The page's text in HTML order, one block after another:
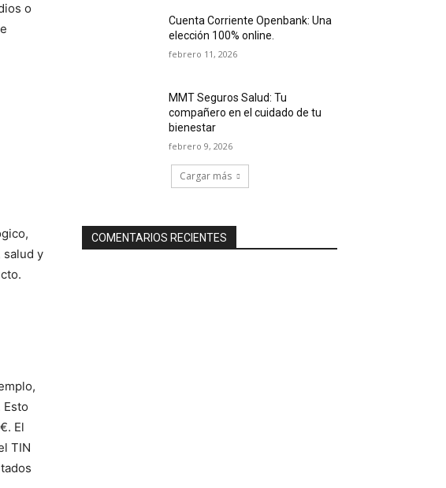
o
salud y
Esto
El
TIN
Cuenta Corriente Openbank: Una
elección 100% online.
febrero 11, 2026
MMT Seguros Salud: Tu
compañero en el cuidado de tu
bienestar
febrero 9, 2026
Cargar más
COMENTARIOS RECIENTES